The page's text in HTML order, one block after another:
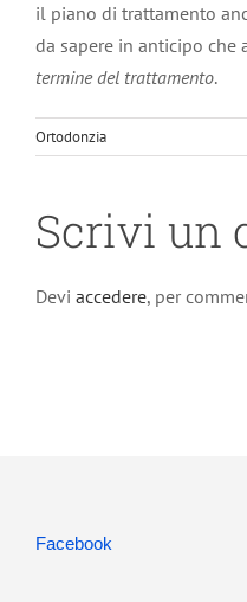
il piano di trattamento
da sapere in anticipo che
termine del trattamento.
Ortodonzia
Scrivi un
Devi accedere, per
Facebook